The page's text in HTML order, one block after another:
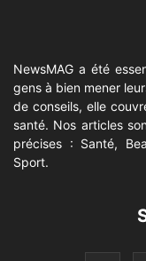
NewsMAG a été
gens à bien mener
de conseils, elle
santé. Nos articles
précises : Santé,
Sport.